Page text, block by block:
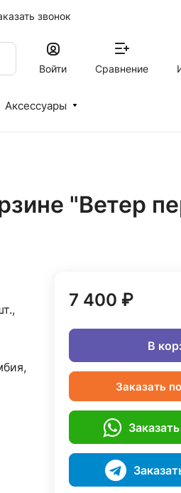
звонок
Войти Сравнение
Аксессуары
"Ветер
7 400 ₽
В
Заказать